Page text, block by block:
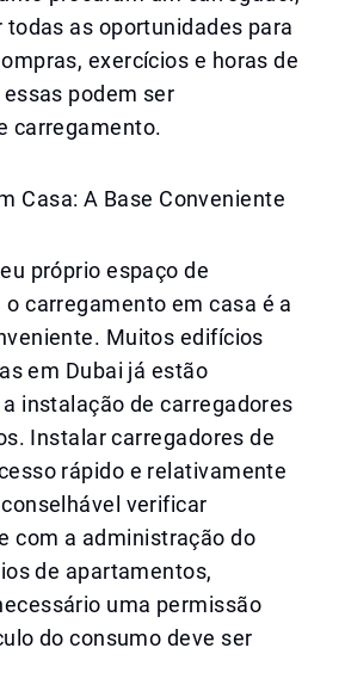
as oportunidades para
exercícios e horas de
podem ser
carregamento.
Casa: A Base Conveniente
próprio espaço de
carregamento em casa é a
Muitos edifícios
em Dubai já estão
instalação de carregadores
Instalar carregadores de
rápido e relativamente
verificar
com a administração do
de apartamentos,
uma permissão
do consumo deve ser